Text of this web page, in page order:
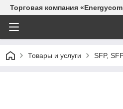
Торговая компания
Товары и услуги SFP,